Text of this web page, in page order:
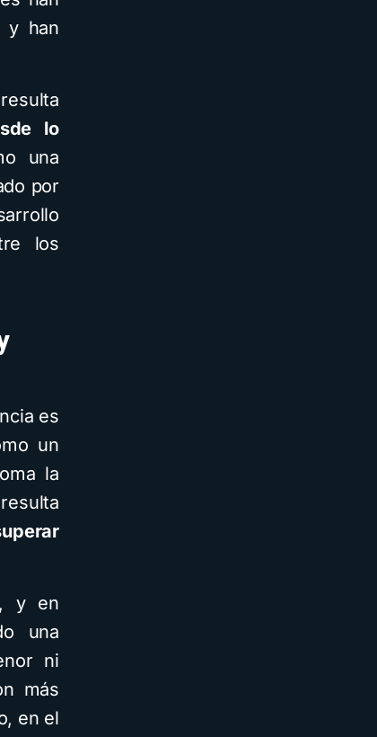
y han
lo
una
por
los
es
un
la
y en
una
ni
más
en el